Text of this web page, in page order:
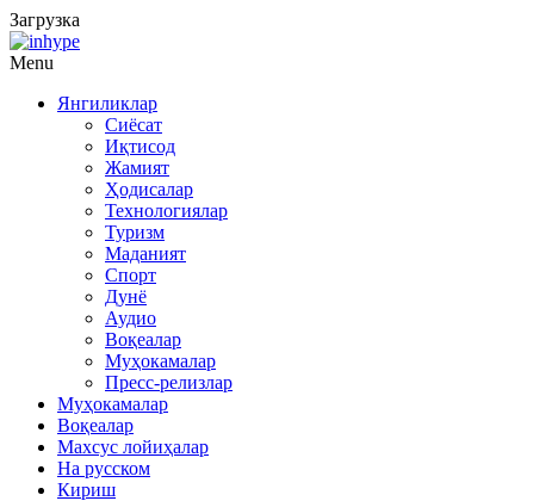
Загрузка
Menu
Янгиликлар
Сиёсат
Иқтисод
Жамият
Ҳодисалар
Технологиялар
Туризм
Маданият
Спорт
Дунё
Аудио
Воқеалар
Муҳокамалар
Пресс-релизлар
Муҳокамалар
Воқеалар
Махсус лойиҳалар
На русском
Кириш